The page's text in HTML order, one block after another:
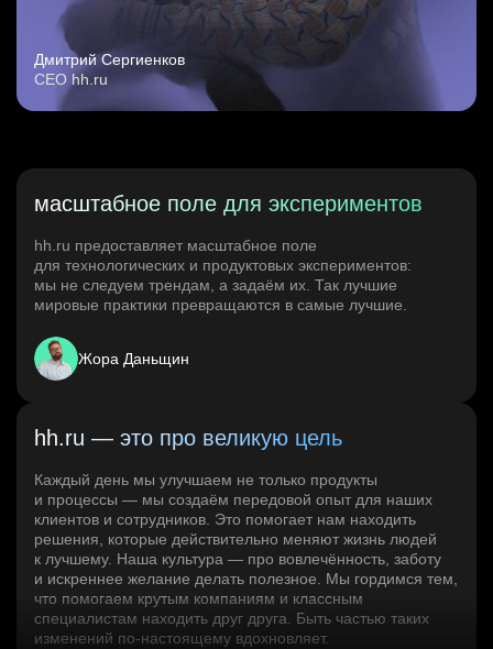
Дмитрий Сергиенков
CEO hh.ru
масштабное поле для экспериментов
hh.ru предоставляет масштабное поле
для технологических и продуктовых экспериментов:
мы не следуем трендам, а задаём их. Так лучшие
мировые практики превращаются в самые лучшие.
Жора Даньщин
hh.ru — это про великую цель
Каждый день мы улучшаем не только продукты
и процессы — мы создаём передовой опыт для наших
клиентов и сотрудников. Это помогает нам находить
решения, которые действительно меняют жизнь людей
к лучшему. Наша культура — про вовлечённость, заботу
и искреннее желание делать полезное. Мы гордимся тем,
что помогаем крутым компаниям и классным
специалистам находить друг друга. Быть частью таких
изменений по‑настоящему вдохновляет.